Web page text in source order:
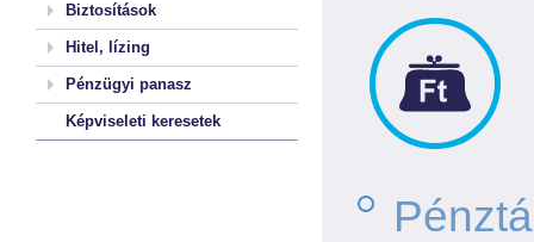
Biztosítások
Hitel, lízing
Pénzügyi panasz
Képviseleti keresetek